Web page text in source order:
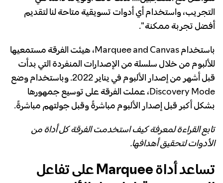
التجريب، واستخدام أي أدوات تسويقية متاحة لنا لتقديم
أفضل تجربة ممكنة ".
باستخدام Marquee and Canvas، هيئت الفرقة مستمعيها
للألبوم من خلال سلسلة من الإصدارات المنفردة التي بدأت
قبل أشهر من إصدار الألبوم في يناير 2022. وباستخدام وضع
Discovery Mode، عملت الفرقة على توسيع جمهورها
بشكل أكبر قبل إصدار الألبوم مباشرةً وقبل جولتهم مباشرةً.
تابع القراءة لمعرفة كيف استخدمت الفرقة كل أداة من
الأدوات لتحقيق أهدافها.
تساعد أداة Marquee على تفاعل